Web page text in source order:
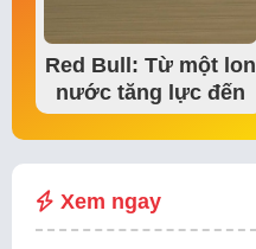
Red Bull: Từ một lon
nước tăng lực đến
đế chế thể…
Xem ngay